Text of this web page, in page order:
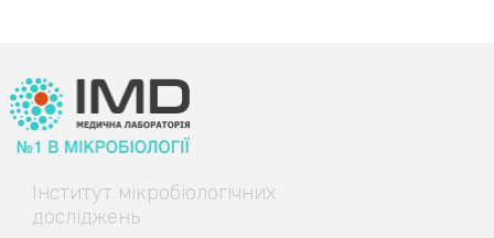
Інститут мікробіологічних
досліджень